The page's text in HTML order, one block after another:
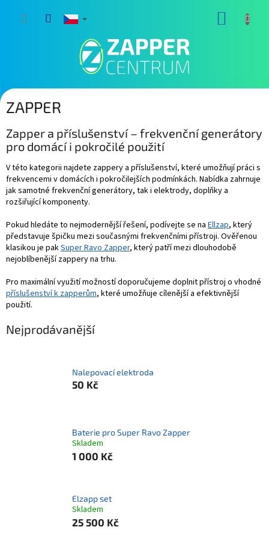
ZAPPER
Zapper a příslušenství – frekvenční generátory
pro domácí i pokročilé použití
V této kategorii najdete zappery a příslušenství, které umožňují práci s
frekvencemi v domácích i pokročilejších podmínkách. Nabídka zahrnuje
jak samotné frekvenční generátory, tak i elektrody, doplňky a
rozšiřující komponenty.
Pokud hledáte to nejmodernější řešení, podívejte se na Ellzap, který
představuje špičku mezi současnými frekvenčními přístroji. Ověřenou
klasikou je pakSuper Ravo Zapper, který patří mezi dlouhodobě
nejoblíbenější zappery na trhu.
Pro maximální využití možností doporučujeme doplnit přístroj o vhodné
příslušenství k zapperům, které umožňuje cílenější a efektivnější
použití.
Nejprodávanější
Nalepovací elektroda
50 Kč
Baterie pro Super Ravo Zapper
Skladem
1 000 Kč
Elzapp set
Skladem
25 500 Kč